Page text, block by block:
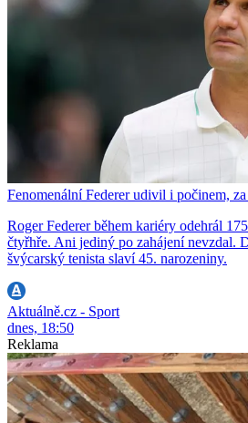
Fenomenální Federer udivil i počinem,
Roger Federer během kariéry odehrál
čtyřhře. Ani jediný po zahájení nevzdal.
švýcarský tenista slaví 45. narozeniny.
Aktuálně.cz - Sport
dnes, 18:50
Reklama